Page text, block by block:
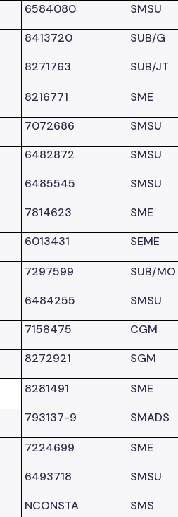
6584080 SMSU
8413720 SUB/G
8271763
SUB/JT
8216771 SME
7072686 SMSU
6482872 SMSU
6485545 SMSU
7814623 SME
6013431
SEME
7297599 SUB/MO
6484255 SMSU
7158475 CGM
8272921
SGM
8281491 SME
793137-9
SMADS
7224699 SME
6493718 SMSU
NCONSTA SMS